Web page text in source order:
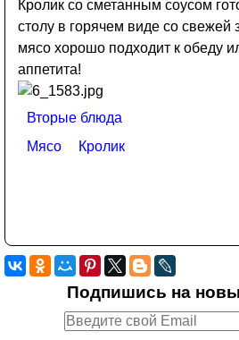
Кролик со сметанным соусом
столу в горячем виде со свежей
мясо хорошо подходит к обеду
аппетита!
Вторые блюда
Мясо
Кролик
Подпишись на